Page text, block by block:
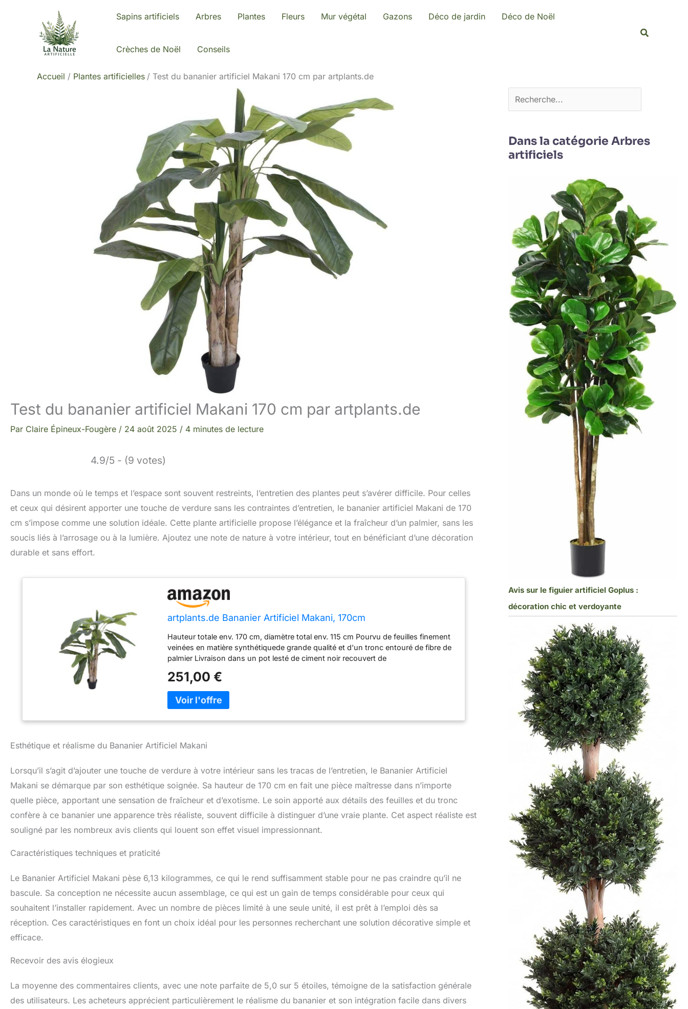
Sapins artificiels Arbres Plantes Fleurs Mur végétal Gazons Déco de jardin Déco de Noël
Crèches de Noël Conseils
Accueil Plantes artificielles Test du bananier artificiel Makani 170 cm par artplants.de
Test du bananier artificiel Makani 170 cm par artplants.de
Par Claire Épineux-Fougère / 24 août 2025 / 4 minutes de lecture
4.9/5 - (9 votes)
Dans un monde où le temps et l’espace sont souvent restreints, l’entretien des plantes peut s’avérer difficile. Pour celles
et ceux qui désirent apporter une touche de verdure sans les contraintes d’entretien, le bananier artificiel Makani de 170
cm s’impose comme une solution idéale. Cette plante artificielle propose l’élégance et la fraîcheur d’un palmier, sans les
soucis liés à l’arrosage ou à la lumière. Ajoutez une note de nature à votre intérieur, tout en bénéficiant d’une décoration
durable et sans effort.
artplants.de Bananier Artificiel Makani, 170cm
Hauteur totale env. 170 cm, diamètre total env. 115 cm Pourvu de feuilles finement
veinées en matière synthétiquede grande qualité et d'un tronc entouré de fibre de
palmier Livraison dans un pot lesté de ciment noir recouvert de
pot de votre choix Pour une couleur plus durable, le traitement avec unspray anti-
UV est recommandé à intervallesréguliers Idéal pour ajouter une touche tropicale à
votre solarium,espace sauna, centre de bien-être, agence de voyage, jardind'hiver,
etc.
251,00 €
Esthétique et réalisme du Bananier Artificiel Makani
Lorsqu’il s’agit d’ajouter une touche de verdure à votre intérieur sans les tracas de l’entretien, le Bananier Artificiel
Makani se démarque par son esthétique soignée. Sa hauteur de 170 cm en fait une pièce maîtresse dans n’importe
quelle pièce, apportant une sensation de fraîcheur et d’exotisme. Le soin apporté aux détails des feuilles et du tronc
confère à ce bananier une apparence très réaliste, souvent difficile à distinguer d’une vraie plante. Cet aspect réaliste est
souligné par les nombreux avis clients qui louent son effet visuel impressionnant.
Caractéristiques techniques et praticité
Le Bananier Artificiel Makani pèse 6,13 kilogrammes, ce qui le rend suffisamment stable pour ne pas craindre qu’il ne
bascule. Sa conception ne nécessite aucun assemblage, ce qui est un gain de temps considérable pour ceux qui
souhaitent l’installer rapidement. Avec un nombre de pièces limité à une seule unité, il est prêt à l’emploi dès sa
réception. Ces caractéristiques en font un choix idéal pour les personnes recherchant une solution décorative simple et
efficace.
Recevoir des avis élogieux
La moyenne des commentaires clients, avec une note parfaite de 5,0 sur 5 étoiles, témoigne de la satisfaction générale
des utilisateurs. Les acheteurs apprécient particulièrement le réalisme du bananier et son intégration facile dans divers
r
e
r
Dans la catégorie Arbres
artificiels
Avis sur le figuier artificiel Goplus :
décoration chic et verdoyante